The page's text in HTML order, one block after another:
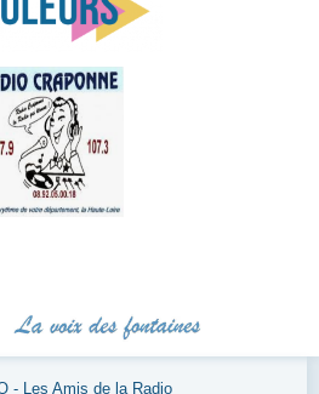
- Les Amis de la Radio